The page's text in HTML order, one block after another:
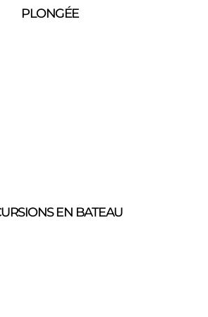
PLONGÉE
EN BATEAU